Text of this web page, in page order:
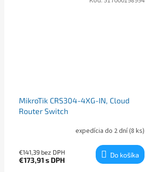
MikroTik CRS304-4XG-IN, Cloud
Router Switch
expedícia do 2 dní(8 ks)
€141,39 bez DPH
€173,91 s DPH
Do košíka